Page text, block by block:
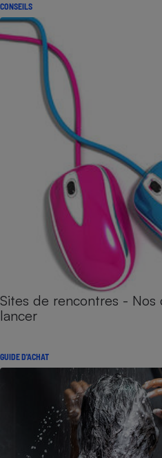
CONSEILS
Sites de rencontres - Nos
lancer
GUIDE D'ACHAT